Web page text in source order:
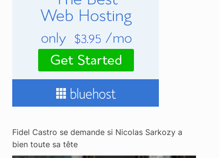
Fidel Castro se demande si Nicolas Sarkozy a
bien toute sa tête